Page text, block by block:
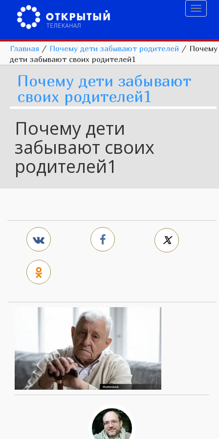
Главная / Почему дети забывают родителей / Почему
дети забывают своих родителей1
Почему дети забывают
своих родителей1
Почему дети
забывают своих
родителей1